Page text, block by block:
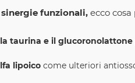
funzionali, ecco
taurina e il glucoronolattone
lipoico come ulteriori